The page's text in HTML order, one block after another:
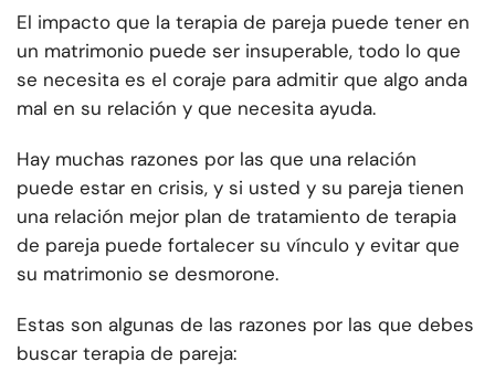
El impacto que la terapia de pareja puede tener en
un matrimonio puede ser insuperable, todo lo que
se necesita es el coraje para admitir que algo anda
mal en su relación y que necesita ayuda.
Hay muchas razones por las que una relación
puede estar en crisis, y si usted y su pareja tienen
una relación mejor plan de tratamiento de terapia
de pareja puede fortalecer su vínculo y evitar que
su matrimonio se desmorone.
Estas son algunas de las razones por las que debes
buscar terapia de pareja: